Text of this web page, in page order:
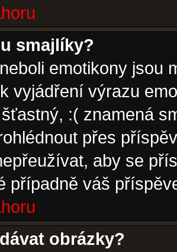
smajlíky?
emotikony jsou
vyjádření výrazu
:( znamená
přes
aby se
případně váš
obrázky?